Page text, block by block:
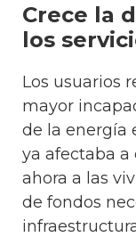
Crece la
los
Los usuarios
mayor
de la energía
ya afectaba a
ahora a las
de fondos